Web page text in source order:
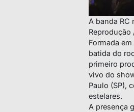
A banda
Reprodução
Formada
batida do
primeiro
vivo do
Paulo (SP),
estelares.
A presença